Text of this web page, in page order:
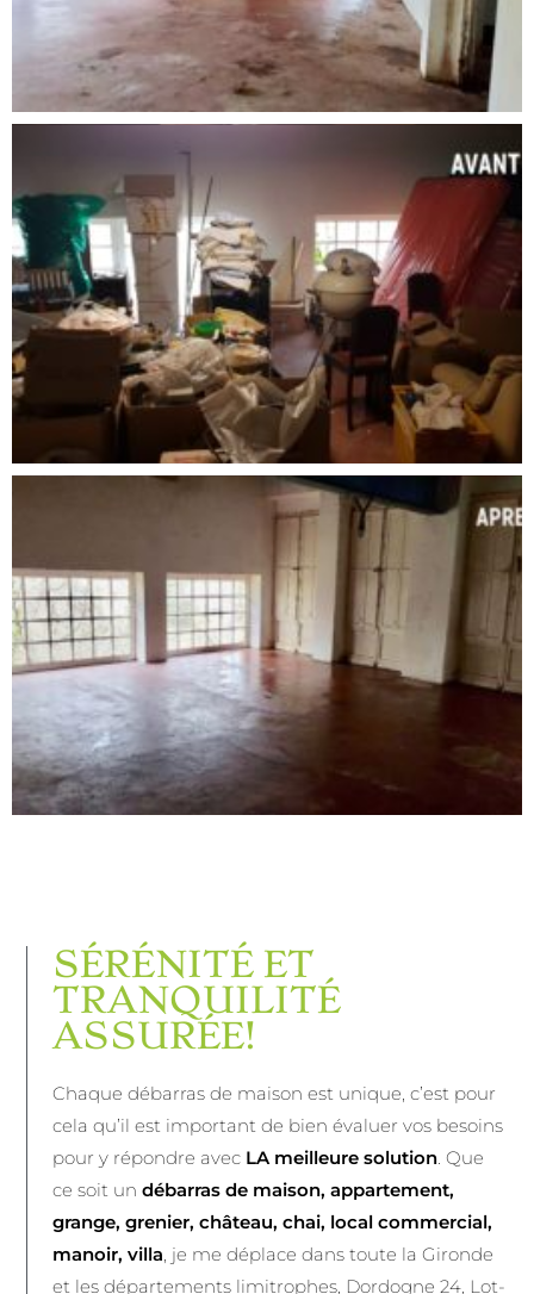
SÉRÉNITÉ ET
TRANQUILITÉ
ASSURÉE!
Chaque débarras de maison est unique, c’est pour
cela qu’il est important de bien évaluer vos besoins
pour y répondre avec LA meilleure solution. Que
ce soit un débarras de maison, appartement,
grange, grenier, château, chai, local commercial,
manoir, villa, je me déplace dans toute la Gironde
et les départements limitrophes, Dordogne 24, Lot-